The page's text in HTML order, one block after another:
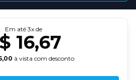
Em até 3x de
16,67
à vista com desconto